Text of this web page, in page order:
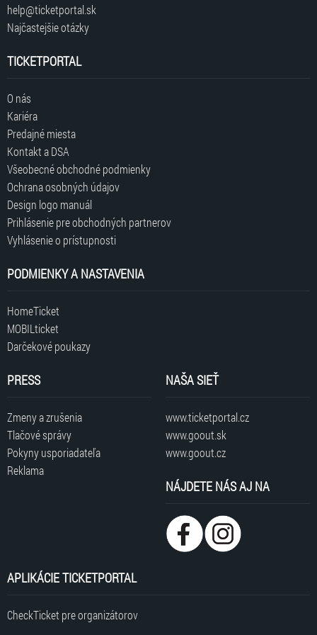
help@ticketportal.sk
Najčastejšie otázky
TICKETPORTAL
O nás
Kariéra
Predajné miesta
Kontakt a DSA
Všeobecné obchodné podmienky
Ochrana osobných údajov
Design logo manuál
Prihlásenie pre obchodných partnerov
Vyhlásenie o prístupnosti
PODMIENKY A NASTAVENIA
HomeTicket
MOBILticket
Darčekové poukazy
PRESS
Zmeny a zrušenia
Tlačové správy
Pokyny usporiadateľa
Reklama
NAŠA SIEŤ
www.ticketportal.cz
www.goout.sk
www.goout.cz
NÁJDETE NÁS AJ NA
APLIKÁCIE TICKETPORTAL
CheckTicket pre organizátorov